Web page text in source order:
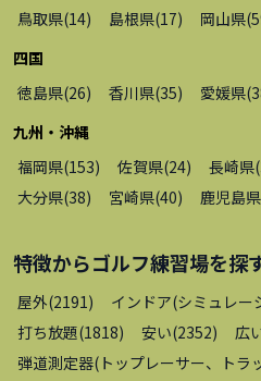
鳥取県(14) 島根県(17) 岡山県(
四国
徳島県(26) 香川県(35) 愛媛県(
九州・沖縄
福岡県(153) 佐賀県(24) 長崎県(
大分県(38) 宮崎県(40) 鹿児島県
特徴からゴルフ練習場を探
屋外(2191) インドア(シミュレー
打ち放題(1818) 安い(2352) 広
弾道測定器(トップレーサー、トラ